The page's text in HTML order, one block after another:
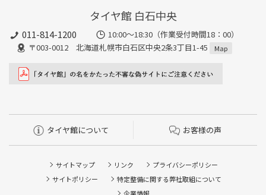
タイヤ館 白石中央
011-814-1200
10:00～18:30（作業受付時間18：00）
〒003-0012 北海道札幌市白石区中央2条3丁目1-45
Map
タイヤ館について お客様の声
サイトマップ リンク
プライバシーポリシー
サイトポリシー
特定整備に関する弊社取組について